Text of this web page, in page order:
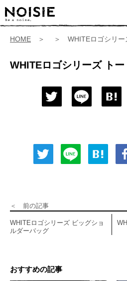
HOME ＞ ＞ WHITEロゴシリー
WHITEロゴシリーズ ト
＜ 前の記事
WHITEロゴシリーズ ビッグショ
ルダーバッグ
おすすめの記事